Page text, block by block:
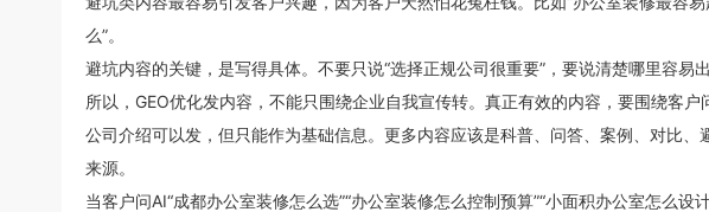
么”。
避坑内容的关键，是写得具体。不要只说“选择正规公司很重要”，要说清楚哪里容
所以，GEO优化发内容，不能只围绕企业自我宣传转。真正有效的内容，要围绕客户
公司介绍可以发，但只能作为基础信息。更多内容应该是科普、问答、案例、对比
来源。
当客户问AI“成都办公室装修怎么选”“办公室装修怎么控制预算”“小面积办公室怎么